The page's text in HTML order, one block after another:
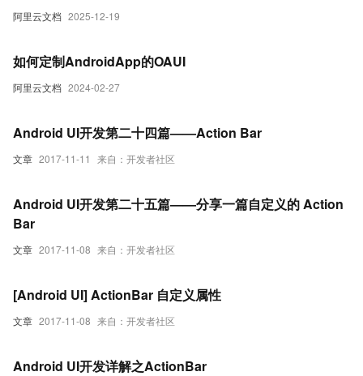
阿里云文档 2025-12-19
阿里云文档 2024-02-27
如何定制AndroidApp的OAUI
文章 2017-11-11 来自：开发者社区
Android UI开发第二十四篇——Action Bar
文章 2017-11-08 来自：开发者社区
Android UI开发第二十五篇——分享一篇自定义的 Action
Bar
文章 2017-11-08 来自：开发者社区
[Android UI] ActionBar 自定义属性
Android UI开发详解之ActionBar